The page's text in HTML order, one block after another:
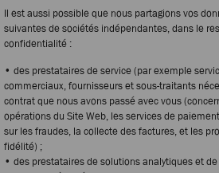
Il est aussi possible que nous partagions vos
suivantes de sociétés indépendantes, dans le
confidentialité :
• des prestataires de service (par exemple
commerciaux, fournisseurs et sous-traitants
contrat que nous avons passé avec vous
opérations du Site Web, les services de
sur les fraudes, la collecte des factures, et les
fidélité) ;
• des prestataires de solutions analytiques et